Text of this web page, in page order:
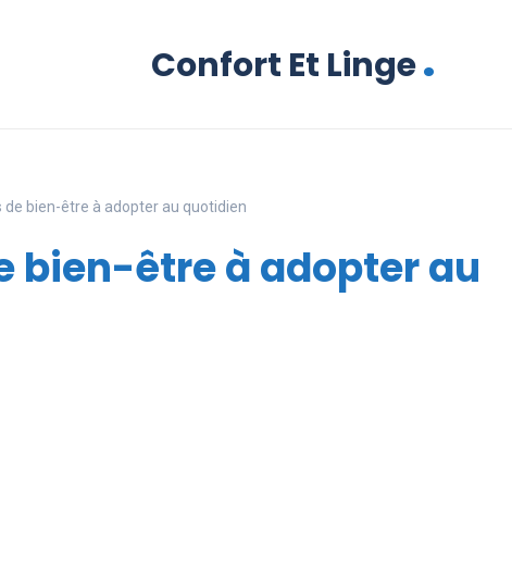
Confort Et Linge.
de bien-être à adopter au quotidien
bien-être à adopter au